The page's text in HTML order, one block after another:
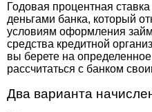
Годовая процентная
деньгами банка, который
условиям оформления
средства кредитной
вы берете на
рассчитаться с банком
Два варианта